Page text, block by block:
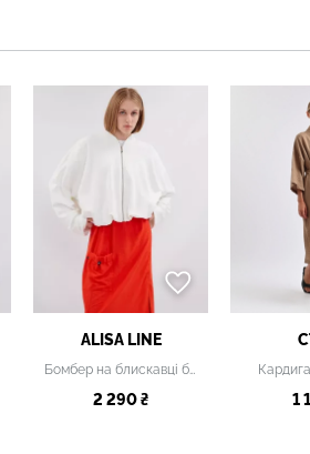
ALISA LINE
2 290 ₴ 1